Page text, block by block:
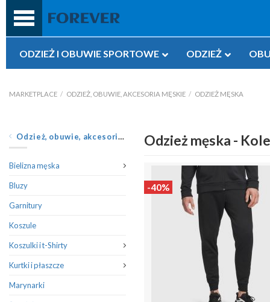
treści
ODZIEŻ I OBUWIE SPORTOWE ODZIEŻ
MARKETPLACE / ODZIEŻ, OBUWIE, AKCESORIA MĘSKIE / ODZIEŻ MĘSKA
Odzież, obuwie, akcesoria męskie
Bielizna męska
Bluzy
Garnitury
Koszule
Koszulki i t-Shirty
Kurtki i płaszcze
Marynarki
Odzież męska -
-40%